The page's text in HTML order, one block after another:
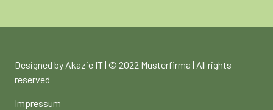
Designed by Akazie IT | © 2022 Musterfirma | All rights
reserved
Impressum